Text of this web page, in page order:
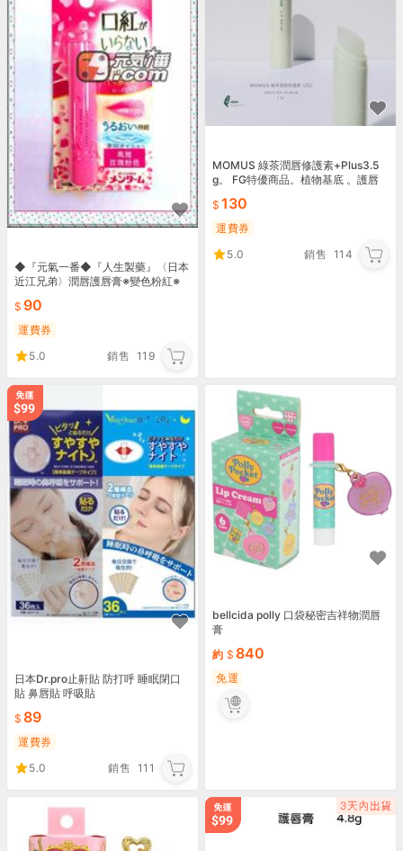
◆『元氣一番◆『人生製藥』〈日本
近江兄弟〉潤唇護唇膏※變色粉紅※
90
運費券
5.0
銷售 119
MOMUS 綠茶潤唇修護素+Plus3.5
g。 FG特優商品。植物基底 。護唇
130
運費券
5.0
銷售 114
日本Dr.pro止鼾貼 防打呼 睡眠閉口
貼 鼻唇貼 呼吸貼
89
運費券
5.0
銷售 111
bellcida polly 口袋秘密吉祥物潤唇
膏
約
840
免運